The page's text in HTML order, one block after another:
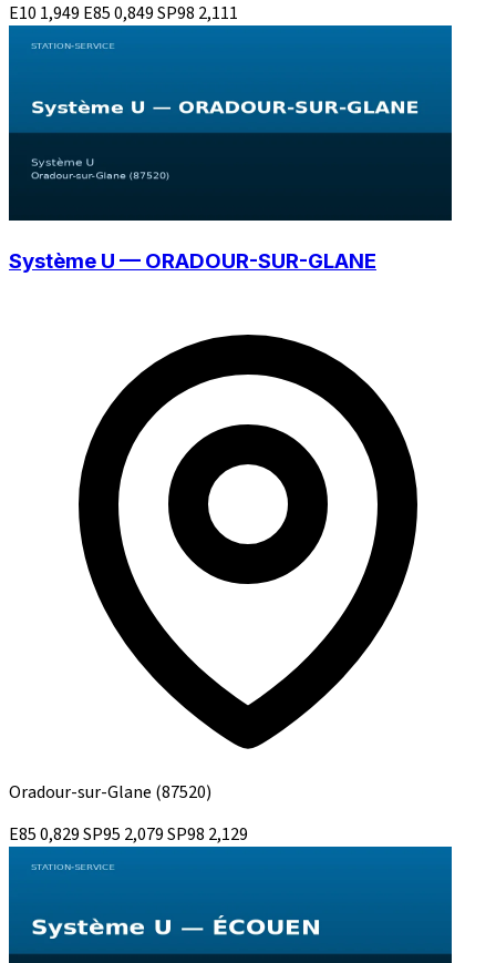
E10 1,949 E850,849SP98 2,111
Système U — ORADOUR-SUR-GLANE
Oradour-sur-Glane (87520)
E850,829SP95 2,079SP98 2,129